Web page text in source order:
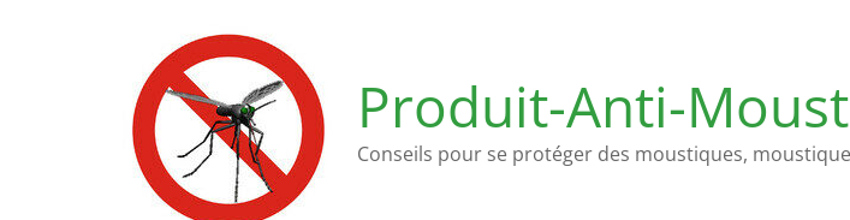
Produit-Anti-
Conseils pour se protéger des moustiques,